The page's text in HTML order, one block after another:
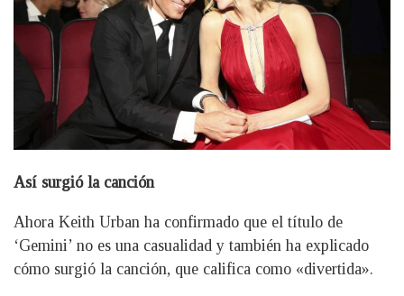
Así surgió la canción
Ahora Keith Urban ha confirmado que el título de
‘Gemini’ no es una casualidad y también ha explicado
cómo surgió la canción, que califica como «divertida».